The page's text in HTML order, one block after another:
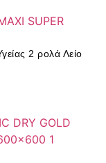
2 ρολά Λείο